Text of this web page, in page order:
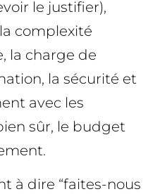
le justifier),
complexité
la charge de
la sécurité et
avec les
sûr, le budget
à dire “faites-nous